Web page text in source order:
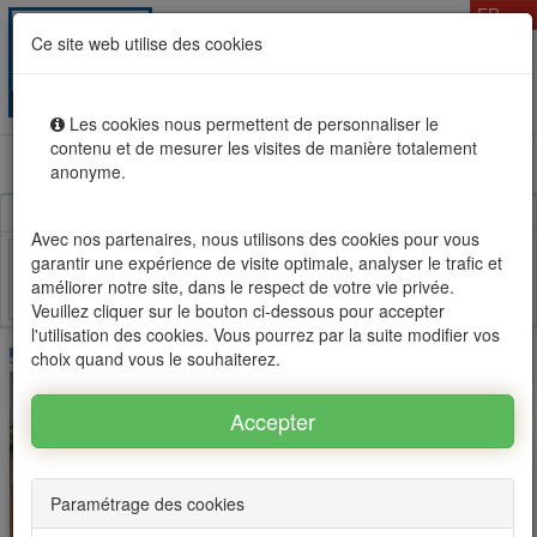
Ce site web utilise des cookies
Les cookies nous permettent de personnaliser le
contenu et de mesurer les visites de manière totalement
anonyme.
Avec nos partenaires, nous utilisons des cookies pour vous
garantir une expérience de visite optimale, analyser le trafic et
améliorer notre site, dans le respect de votre vie privée.
Veuillez cliquer sur le bouton ci-dessous pour accepter
l'utilisation des cookies. Vous pourrez par la suite modifier vos
choix quand vous le souhaiterez.
Paramétrage des cookies
FR
Location vente immobilier à l'Ile Maurice, OFIM réseau
Facebook Twitter Email